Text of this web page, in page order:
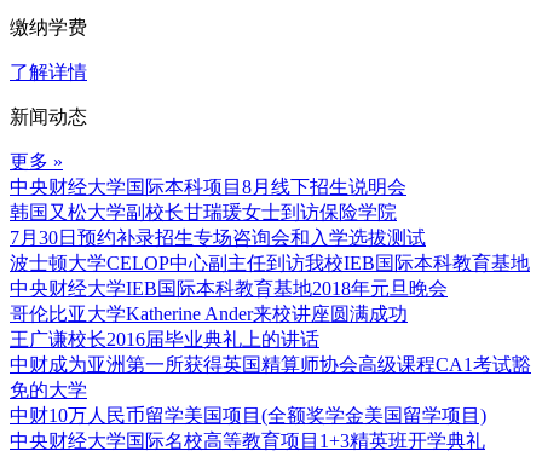
缴纳学费
了解详情
新闻动态
更多 »
中央财经大学国际本科项目8月线下招生说明会
韩国又松大学副校长甘瑞瑗女士到访保险学院
7月30日预约补录招生专场咨询会和入学选拔测试
波士顿大学CELOP中心副主任到访我校IEB国际本科教育基地
中央财经大学IEB国际本科教育基地2018年元旦晚会
哥伦比亚大学Katherine Ander来校讲座圆满成功
王广谦校长2016届毕业典礼上的讲话
中财成为亚洲第一所获得英国精算师协会高级课程CA1考试豁
免的大学
中财10万人民币留学美国项目(全额奖学金美国留学项目)
中央财经大学国际名校高等教育项目1+3精英班开学典礼